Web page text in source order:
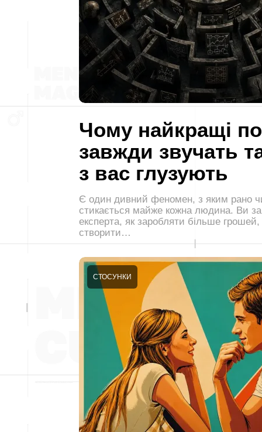
Чому найкращі
завжди звучать
з вас глузують
Є один дивний феномен, з яким рано
стикається майже кожна людина. Ви
експерта, як заробляти більше
створити…
СТОСУНКИ